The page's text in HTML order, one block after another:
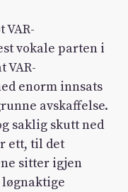
VAR-
vokale parten i
VAR-
enorm innsats
avskaffelse.
saklig skutt ned
ett, til det
sitter igjen